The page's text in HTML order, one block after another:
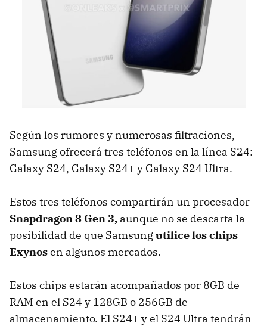
Según los rumores y numerosas filtraciones,
Samsung ofrecerá tres teléfonos en la línea S24:
Galaxy S24, Galaxy S24+ y Galaxy S24 Ultra.
Estos tres teléfonos compartirán un procesador
Snapdragon 8 Gen 3, aunque no se descarta la
posibilidad de que Samsungutilice los chips
Exynosen algunos mercados.
Estos chips estarán acompañados por 8GB de
RAM en el S24 y 128GB o 256GB de
almacenamiento. El S24+ y el S24 Ultra tendrán